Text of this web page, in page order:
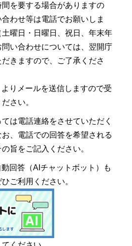
を要する場合がありますの
わせ等は電話でお願いしま
曜日・日曜日、祝日、年末年
い合わせについては、翌開庁
きますので、ご了承くださ
よりメールを送信しますので受
さい。
は電話連絡をさせていただく
、電話での回答を希望される
旨をご記入ください。
回答（AIチャットボット）も
ご利用ください。